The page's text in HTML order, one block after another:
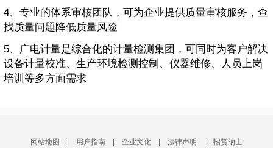
4、专业的体系审核团队，可为企业提供质量审核服务，查
找质量问题降低质量风险
5、广电计量是综合化的计量检测集团，可同时为客户解决
设备计量校准、生产环境检测控制、仪器维修、人员上岗
培训等多方面需求
网站地图 | 用户指南 | 企业文化 | 法律声明 | 招贤纳士